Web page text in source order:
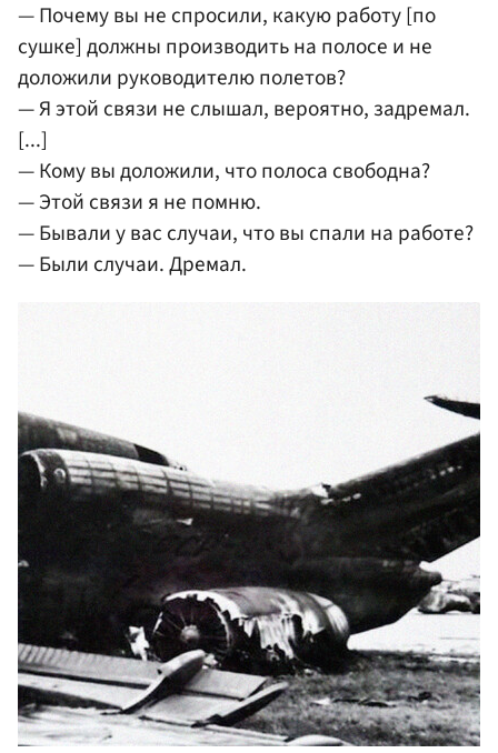
— Почему вы не спросили, какую работу [по
сушке] должны производить на полосе и не
доложили руководителю полетов?
— Я этой связи не слышал, вероятно, задремал.
[...]
— Кому вы доложили, что полоса свободна?
— Этой связи я не помню.
— Бывали у вас случаи, что вы спали на работе?
— Были случаи. Дремал.